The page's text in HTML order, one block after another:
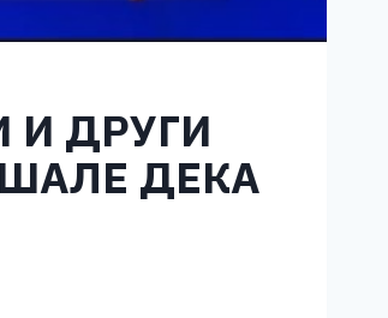
И ДРУГИ
ДЕКА